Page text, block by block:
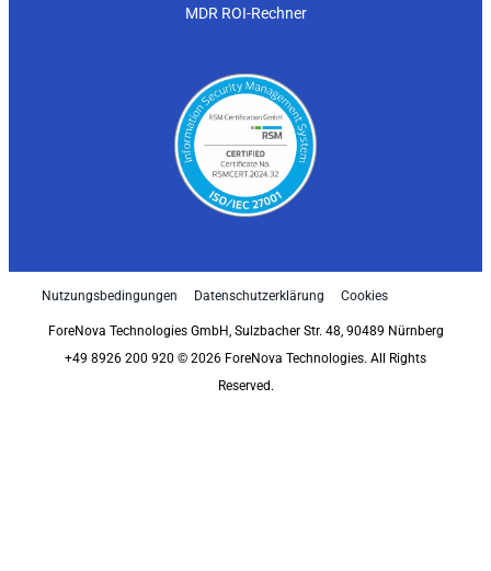
MDR ROI-Rechner
Nutzungsbedingungen Datenschutzerklärung Cookies
ForeNova Technologies GmbH, Sulzbacher Str. 48, 90489 Nürnberg
+49 8926 200 920 © 2026 ForeNova Technologies. All Rights
Reserved.